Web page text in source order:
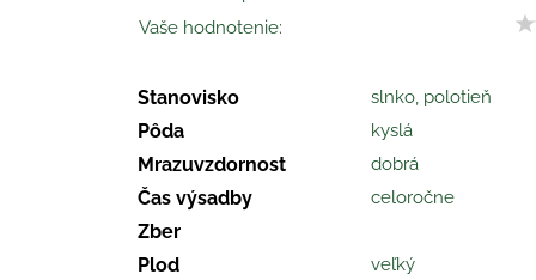
Vaše hodnotenie:
Stanovisko slnko, polotieň
Pôda kyslá
Mrazuvzdornost dobrá
Čas výsadby celoročne
Zber
Plod
veľký